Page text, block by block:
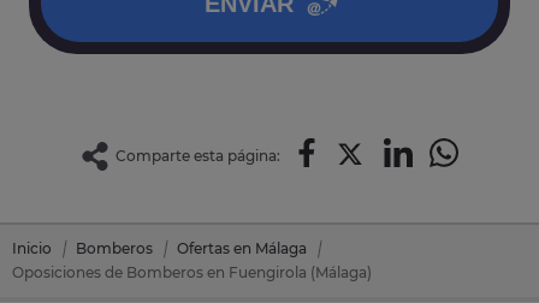
Comparte esta página:
Inicio Bomberos
Ofertas en Málaga
Oposiciones de Bomberos en Fuengirola (Málaga)